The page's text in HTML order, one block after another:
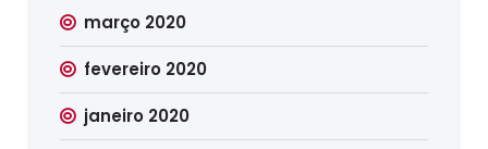
março 2020
fevereiro 2020
janeiro 2020